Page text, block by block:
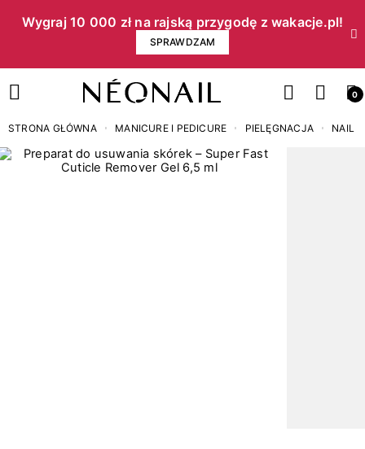
Wygraj 10 000 zł na rajską przygodę z wakacje.pl!​
SPRAWDZAM
0
STRONA GŁÓWNA MANICURE I PEDICURE PIELĘGNACJA NAIL